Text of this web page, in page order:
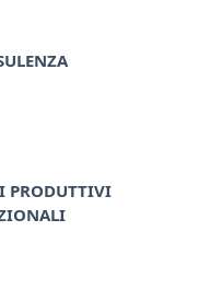
PRODUTTIVI